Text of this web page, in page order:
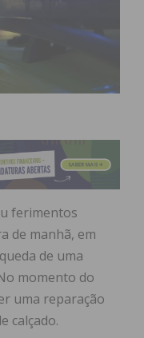
ferimentos
de manhã, em
de uma
momento do
uma reparação
calçado.